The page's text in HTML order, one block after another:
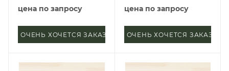
цена по запросу
ОЧЕНЬ ХОЧЕТСЯ ЗАКАЗАТЬ
цена по запросу
ОЧЕНЬ ХОЧЕТСЯ ЗАКАЗАТЬ